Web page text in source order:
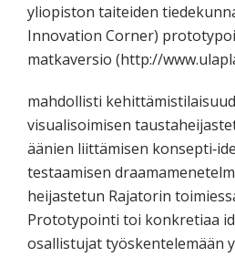
yliopiston taiteiden
Innovation Corner)
matkaversio (http://
mahdollisti
visualisoimisen
äänien liittämisen
testaamisen
heijastetun Rajatorin
Prototypointi toi konkretiaa
osallistujat työskentelemään